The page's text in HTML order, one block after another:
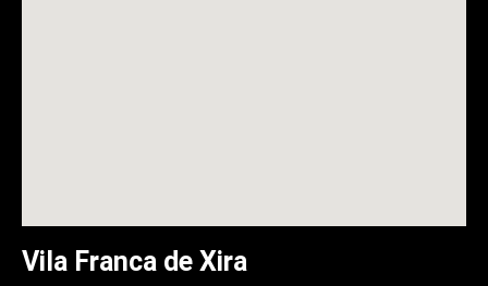
Vila Franca de Xira